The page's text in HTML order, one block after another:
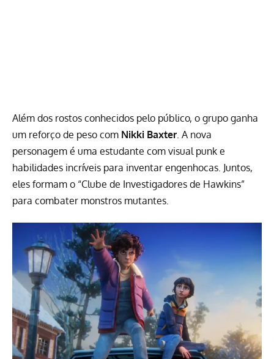
Além dos rostos conhecidos pelo público, o grupo ganha
um reforço de peso com Nikki Baxter . A nova
personagem é uma estudante com visual punk e
habilidades incríveis para inventar engenhocas. Juntos,
eles formam o “Clube de Investigadores de Hawkins”
para combater monstros mutantes.